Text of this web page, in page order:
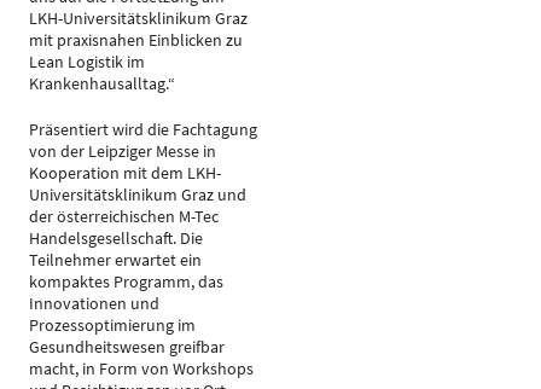
LKH-Universitätsklinikum Graz
mit praxisnahen Einblicken zu
Lean Logistik im
Krankenhausalltag.“
Präsentiert wird die Fachtagung
von der Leipziger Messe in
Kooperation mit dem LKH-
Universitätsklinikum Graz und
der österreichischen M-Tec
Handelsgesellschaft. Die
Teilnehmer erwartet ein
kompaktes Programm, das
Innovationen und
Prozessoptimierung im
Gesundheitswesen greifbar
macht, in Form von Workshops